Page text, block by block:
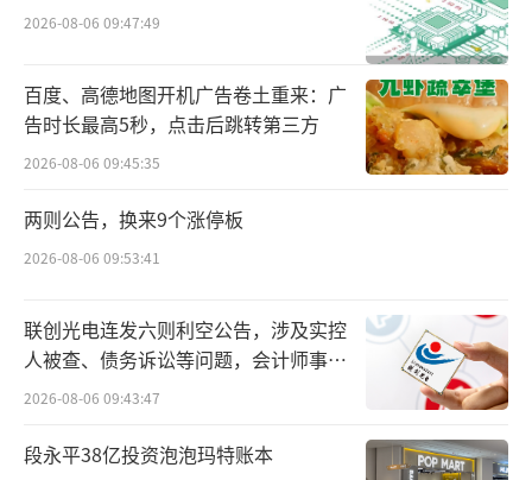
上美股份基于韩束的不断拓展，或许更多
来自该品牌撑起了上美股份八成的营收。根据
财报数据，2022年，韩束在上美股份整体的营
收占比为47.4%；而在2024年上半年，韩束营
收占比达到83.6%。伴随韩束营收占比的高
涨，是上美股份整体业绩的高增长。根据财报
在2023年，其营收达到41.91亿元，这一年，上
美股份营收、净利润分别增长56.64%、4.6
1%；2024年业绩预告中，上美股份营收预计将
达到67亿－69亿元。
2026-08-06 09:47:49
百度、高德地图开机广告卷土重来：广
告时长最高5秒，点击后跳转第三方
2026-08-06 09:45:35
两则公告，换来9个涨停板
2026-08-06 09:53:41
联创光电连发六则利空公告，涉及实控
人被查、债务诉讼等问题，会计师事务
所曾出具“保留意见”
2026-08-06 09:43:47
段永平38亿投资泡泡玛特账本